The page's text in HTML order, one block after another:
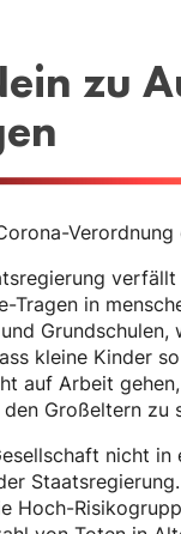
zu
Tragen in
kleine Kinder
auf Arbeit
Großeltern zu
nicht
Hoch-